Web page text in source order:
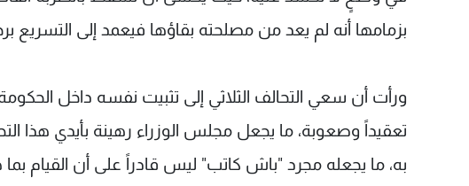
بزمامها أنه لم يعد من مصلحته بقاؤها فيعمد إلى التسريع
ورأت أن سعي التحالف الثلاثي إلى تثبيت نفسه داخل
تعقيداً وصعوبة، ما يجعل مجلس الوزراء رهينة بأيدي هذا
به، ما يجعله مجرد "باش كاتب" ليس قادراً على أن القيام